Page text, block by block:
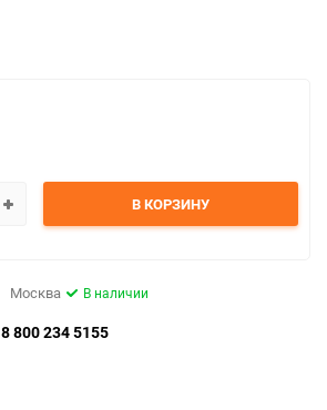
В КОРЗИНУ
Москва В наличии
8 800 234 5155